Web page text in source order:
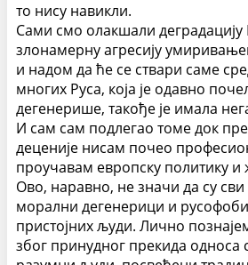
то нису навикли.
Сами смо олакшали деградацију
злонамерну агресију
и надом да ће се ствари саме
многих Руса, која је одавно
дегенерише, такође је имала
И сам сам подлегао томе док
деценије нисам почео
проучавам европску политику и
Ово, наравно, не значи да су
морални дегенерици и
пристојних људи. Лично
због принудног прекида